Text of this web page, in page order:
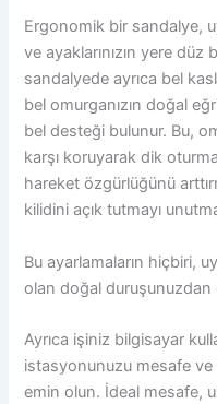
Ergonomik bir sandalye,
ve ayaklarınızın yere düz
sandalyede ayrıca bel
bel omurganızın doğal
bel desteği bulunur. Bu,
karşı koruyarak dik
hareket özgürlüğünü
kilidini açık tutmayı
Bu ayarlamaların hiçbiri,
olan doğal duruşunuzdan
Ayrıca işiniz bilgisayar
istasyonunuzu mesafe ve
emin olun. İdeal mesafe,